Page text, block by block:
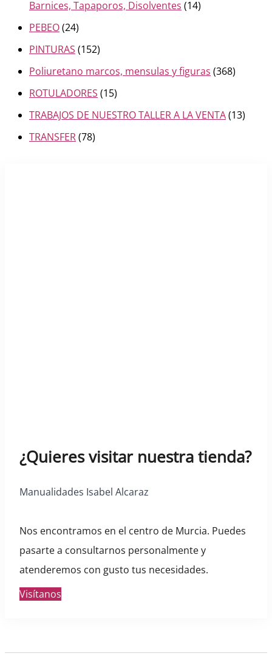
Barnices, Tapaporos, Disolventes (14)
PEBEO(24)
PINTURAS (152)
Poliuretano marcos, mensulas y figuras (368)
ROTULADORES (15)
TRABAJOS DE NUESTRO TALLER A LA VENTA(13)
TRANSFER(78)
¿Quieres visitar nuestra tienda?
Manualidades Isabel Alcaraz
Nos encontramos en el centro de Murcia. Puedes
pasarte a consultarnos personalmente y
atenderemos con gusto tus necesidades.
Visítanos